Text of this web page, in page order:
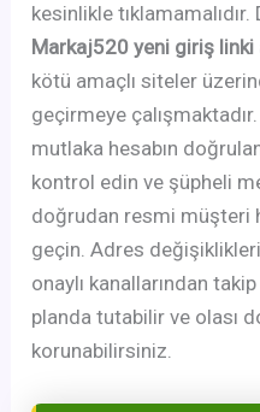
kesinlikle tıklamamalıdır.
Markaj520 yeni giriş linki
kötü amaçlı siteler
geçirmeye
mutlaka hesabın
kontrol edin ve şüpheli
doğrudan resmi müşteri
geçin. Adres
onaylı kanallarından
planda tutabilir ve olası
korunabilirsiniz.